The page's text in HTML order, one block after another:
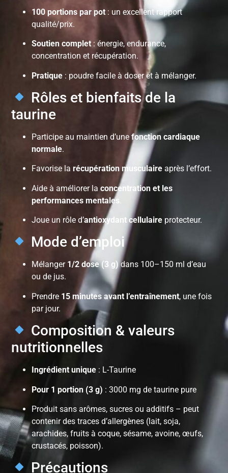
100 portions par pot : un excellent rapport
qualité/prix.
Soutien complet : énergie, endurance,
concentration et récupération.
Pratique : poudre facile à doser et à mélanger.
Rôles et bienfaits de la
taurine
Participe au maintien d’unefonction cardiaque
normale.
Favorise larécupération musculaire après l’effort.
Aide à améliorer laconcentration et les
performances mentales
Joue un rôle d’antioxydant cellulaire protecteur.
Mode d’emploi
Mélanger 1/2 dose (3 g)dans 100–150 ml d’eau
ou de jus.
Prendre 15 minutes avant l’entraînement, une fois
par jour.
Composition & valeurs
nutritionnelles
Ingrédient unique : L-Taurine
Pour 1 portion (3 g) : 3000 mg de taurine pure
Produit sans arômes, sucres ou additifs – peut
contenir des traces d’allergènes (lait, soja,
arachides, fruits à coque, sésame, avoine, œufs,
crustacés, poisson).
Précautions